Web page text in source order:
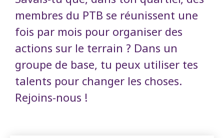
membres du PTB se réunissent une
fois par mois pour organiser des
actions sur le terrain ? Dans un
groupe de base, tu peux utiliser tes
talents pour changer les choses.
Rejoins-nous !